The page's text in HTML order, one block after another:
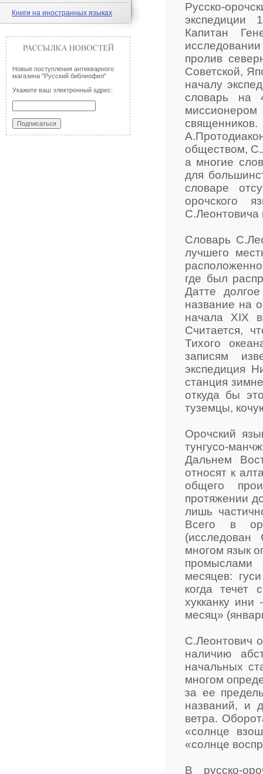
Книги на иностранных языках
Новые поступления антикварного
магазина "Русский библиофил"
Укажите ваш электронный адрес:
Русско-
экспедиции
Капитан
пролив
Советской,
началу
словарь на
обществом,
а многие
для
словаре
орочского
С.Леонтовича
Словарь
лучшего
где был
Датте
название на
начала XIX
Считается,
Тихого
записям
экспедиция
станция
откуда бы
туземцы,
Орочский
тунгусо-
Дальнем
относят к
общего
протяжении
лишь
Всего в
(исследован
многом язык
промыслами
месяцев:
когда течет
хукканку
месяц»
С.Леонтович
наличию
начальных
многом
за ее
названий, и
ветра.
«солнце
«солнце
В русско-